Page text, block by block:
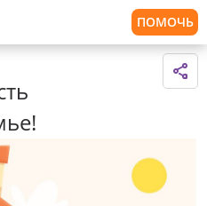
ПОМОЧЬ